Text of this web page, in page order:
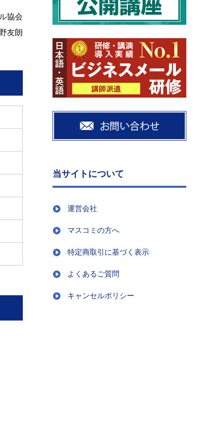
協会
友朗
当サイトについて
運営会社
マスコミの方へ
特定商取引に基づく表示
よくあるご質問
キャンセルポリシー